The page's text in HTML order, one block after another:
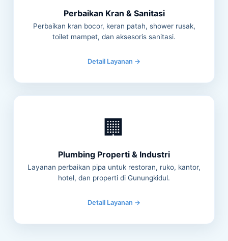
Perbaikan Kran & Sanitasi
Perbaikan kran bocor, keran patah, shower rusak,
toilet mampet, dan aksesoris sanitasi.
Detail Layanan →
🏢
Plumbing Properti & Industri
Layanan perbaikan pipa untuk restoran, ruko, kantor,
hotel, dan properti di Gunungkidul.
Detail Layanan →